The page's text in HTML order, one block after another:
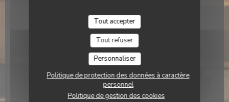
Tout accepter
Tout refuser
Personnaliser
Politique de protection des données à caractère
personnel
Politique de gestion des cookies
Cuisine
Produits de saison, Terroir, Fait maison, Produits frais
Type de restaurant
Cave à Cidre, Crêperie
Services